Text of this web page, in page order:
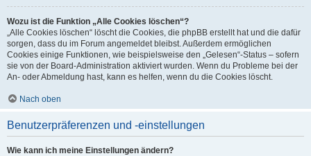
Wozu ist die Funktion „Alle Cookies löschen“?
„Alle Cookies löschen“ löscht die Cookies, die phpBB erstellt hat und die dafür
sorgen, dass du im Forum angemeldet bleibst. Außerdem ermöglichen
Cookies einige Funktionen, wie beispielsweise den „Gelesen“-Status – sofern
sie von der Board-Administration aktiviert wurden. Wenn du Probleme bei der
An- oder Abmeldung hast, kann es helfen, wenn du die Cookies löscht.
Nach oben
Benutzerpräferenzen und -einstellungen
Wie kann ich meine Einstellungen ändern?